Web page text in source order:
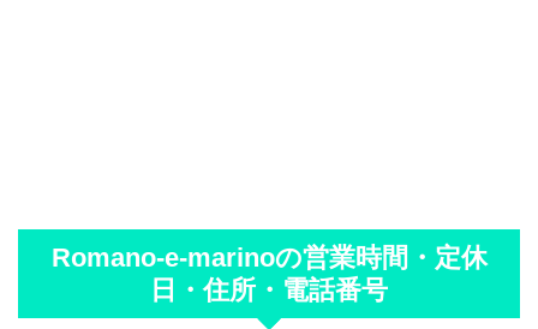
Romano-e-marinoの営業時間・定休
日・住所・電話番号